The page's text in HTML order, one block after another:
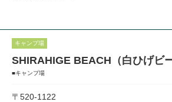
キャンプ場
SHIRAHIGE BEACH（白ひげビー
■キャンプ場
〒520-1122